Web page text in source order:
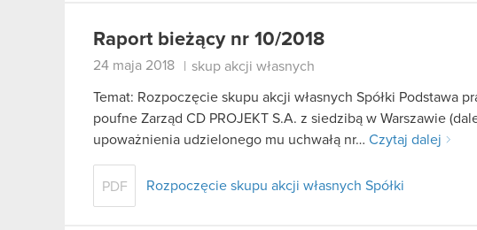
Raport bieżący nr 10/2018
24 maja 2018 skup akcji własnych
Temat: Rozpoczęcie skupu akcji własnych Spółki Podstawa
poufne Zarząd CD PROJEKT S.A. z siedzibą w Warszawie
upoważnienia udzielonego mu uchwałą nr… Czytaj dalej
PDF Rozpoczęcie skupu akcji własnych Spółki